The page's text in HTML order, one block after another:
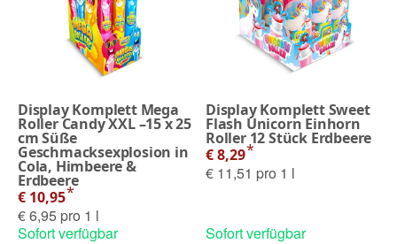
Display Komplett Mega
Roller Candy XXL –15 x 25
cm Süße
Geschmacksexplosion in
Cola, Himbeere &
Erdbeere
€ 10,95*
€ 6,95 pro 1 l
Sofort verfügbar
Display Komplett Sweet
Flash Unicorn Einhorn
Roller 12 Stück Erdbeere
€ 8,29*
€ 11,51 pro 1 l
Sofort verfügbar